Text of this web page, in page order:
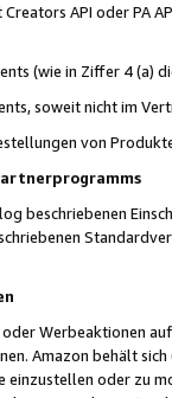
API oder PA
(wie in Ziffer 4
soweit nicht im
von
beschriebenen
Werbeaktionen
Amazon behält
oder zu